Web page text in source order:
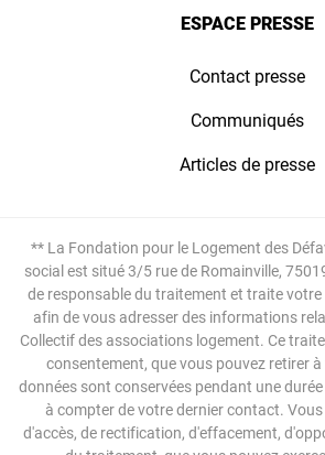
ESPACE PRESSE
Contact presse
Communiqués
Articles de presse
** La Fondation pour le Logement des
social est situé 3/5 rue de Romainville,
de responsable du traitement et traite
afin de vous adresser des informations
Collectif des associations logement. Ce
consentement, que vous pouvez retirer
données sont conservées pendant une
à compter de votre dernier contact.
d'accès, de rectification, d'effacement,